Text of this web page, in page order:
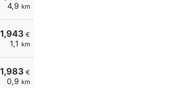
4,9 km
1,943 €
1,1 km
1,983 €
0,9 km